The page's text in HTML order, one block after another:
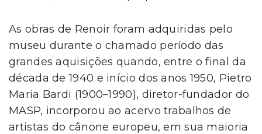
As obras de Renoir foram adquiridas pelo
museu durante o chamado período das
grandes aquisições quando, entre o final da
década de 1940 e início dos anos 1950, Pietro
Maria Bardi (1900–1990), diretor-fundador do
MASP, incorporou ao acervo trabalhos de
artistas do cânone europeu, em sua maioria